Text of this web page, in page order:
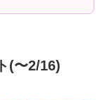
(〜2/16)